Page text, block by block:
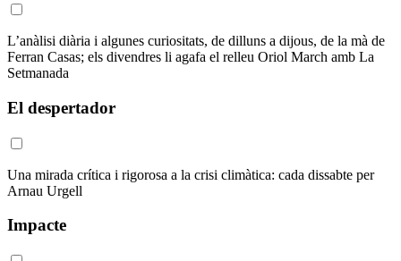
L’anàlisi diària i algunes curiositats, de dilluns a dijous, de la mà de
Ferran Casas; els divendres li agafa el relleu Oriol March amb La
Setmanada
El despertador
Una mirada crítica i rigorosa a la crisi climàtica: cada dissabte per
Arnau Urgell
Impacte